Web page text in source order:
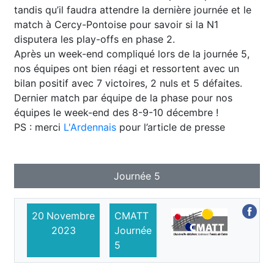
tandis qu’il faudra attendre la dernière journée et le
match à Cercy-Pontoise pour savoir si la N1
disputera les play-offs en phase 2.
Après un week-end compliqué lors de la journée 5,
nos équipes ont bien réagi et ressortent avec un
bilan positif avec 7 victoires, 2 nuls et 5 défaites.
Dernier match par équipe de la phase pour nos
équipes le week-end des 8-9-10 décembre !
PS : merci L'Ardennais pour l’article de presse
Journée 5
20 Novembre
2023
CMATT
Journée
5